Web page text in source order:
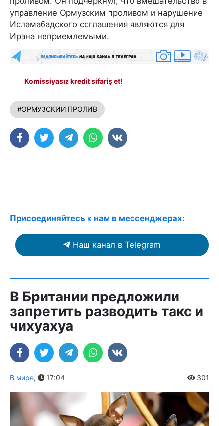
управление Ормузским проливом и нарушение
Исламабадского соглашения являются для
Ирана неприемлемыми.
Komissiyasız kredit sifariş et!
#ОРМУЗСКИЙ ПРОЛИВ
Присоединяйтесь к нам в мессенджерах:
Наш канал в Telegram
В Британии предложили
запретить разводить такс и
чихуахуа
В мире, 17:04 301